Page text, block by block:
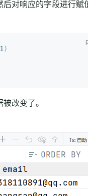
对响应的字段进行赋
1 )
改变了。